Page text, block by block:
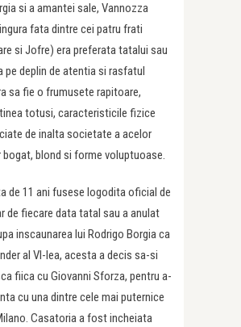
si a amantei sale, Vannozza
fata dintre cei patru frati
si Jofre) era preferata tatalui sau
pe deplin de atentia si rasfatul
sa fie o frumusete rapitoare,
totusi, caracteristicile fizice
de inalta societate a acelor
bogat, blond si forme voluptuoase.
de 11 ani fusese logodita oficial de
de fiecare data tatal sau a anulat
inscaunarea lui Rodrigo Borgia ca
al VI-lea, acesta a decis sa-si
fiica cu Giovanni Sforza, pentru a-
cu una dintre cele mai puternice
Casatoria a fost incheiata